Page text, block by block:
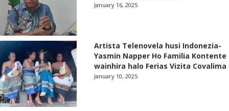
January 16, 2025
Artista Telenovela husi Indonezia-
Yasmin Napper Ho Familia Kontente
wainhira halo Ferias Vizita Covalima
January 10, 2025